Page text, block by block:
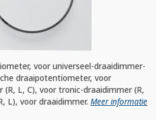
voor universeel-draaidimmer-
draaipotentiometer, voor
(R, L, C), voor tronic-draaidimmer (R,
L), voor draaidimmer.Meer informatie